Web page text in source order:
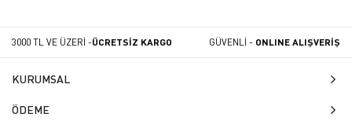
3000 TL VE ÜZERİ -ÜCRETSİZ KARGO GÜVENLİ - ONLINE ALIŞVERİŞ
KURUMSAL
ÖDEME